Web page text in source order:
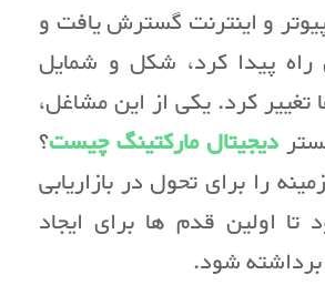
و اینترنت گسترش یافت و
راه پیدا کرد، شکل و شمایل
تغییر کرد. یکی از این مشاغل،
دیجیتال مارکتینگ چیست؟
را برای تحول در بازاریابی
تا اولین قدم ها برای ایجاد
برداشته شود.